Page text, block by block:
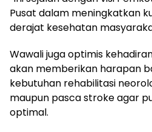
Pusat dalam meningkatkan
derajat kesehatan
Wawali juga optimis
akan memberikan harapan
kebutuhan rehabilitasi
maupun pasca stroke agar
optimal.